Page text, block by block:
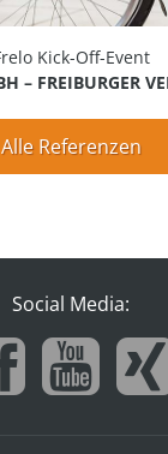
Kick-Off-Event
– FREIBURGER
Alle Referenzen
Social Media: